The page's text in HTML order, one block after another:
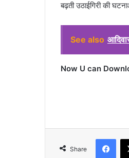
बढ़ती उठाईगिरी की
See also
Now U can
Share